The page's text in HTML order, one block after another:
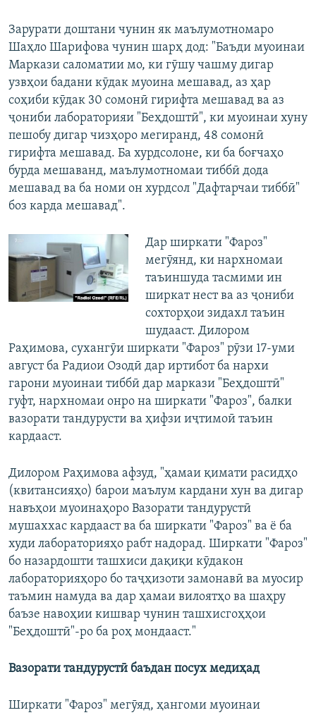
Зарурати доштани чунин як маълумотномаро
Шаҳло Шарифова чунин шарҳ дод: "Баъди муоинаи
Маркази саломатии мо, ки гӯшу чашму дигар
узвҳои бадани кӯдак муоина мешавад, аз ҳар
соҳиби кӯдак 30 сомонӣ гирифта мешавад ва аз
ҷониби лабораторияи "Беҳдоштӣ", ки муоинаи хуну
пешобу дигар чизҳоро мегиранд, 48 сомонӣ
гирифта мешавад. Ба хурдсолоне, ки ба боғчаҳо
бурда мешаванд, маълумотномаи тиббӣ дода
мешавад ва ба номи он хурдсол "Дафтарчаи тиббӣ"
боз карда мешавад".
Дар ширкати "Фароз"
мегӯянд, ки нархномаи
таъиншуда тасмими ин
ширкат нест ва аз ҷониби
сохторҳои зидахл таъин
шудааст. Дилором
Раҳимова, сухангӯи ширкати "Фароз" рӯзи 17-уми
август ба Радиои Озодӣ дар иртибот ба нархи
гарони муоинаи тиббӣ дар маркази "Беҳдоштӣ"
гуфт, нархномаи онро на ширкати "Фароз", балки
вазорати тандурусти ва ҳифзи иҷтимоӣ таъин
кардааст.
Дилором Раҳимова афзуд, "ҳамаи қимати расидҳо
(квитансияҳо) барои маълум кардани хун ва дигар
навъҳои муоинаҳоро Вазорати тандурустӣ
мушаххас кардааст ва ба ширкати "Фароз" ва ё ба
худи лабораторияҳо рабт надорад. Ширкати "Фароз"
бо назардошти ташхиси дақиқи кӯдакон
лабораторияҳоро бо таҷҳизоти замонавӣ ва муосир
таъмин намуда ва дар ҳамаи вилоятҳо ва шаҳру
баъзе навоҳии кишвар чунин ташхисгоҳҳои
"Беҳдоштӣ"-ро ба роҳ мондааст."
Вазорати тандурустӣ баъдан посух медиҳад
Ширкати "Фароз" мегӯяд, ҳангоми муоинаи